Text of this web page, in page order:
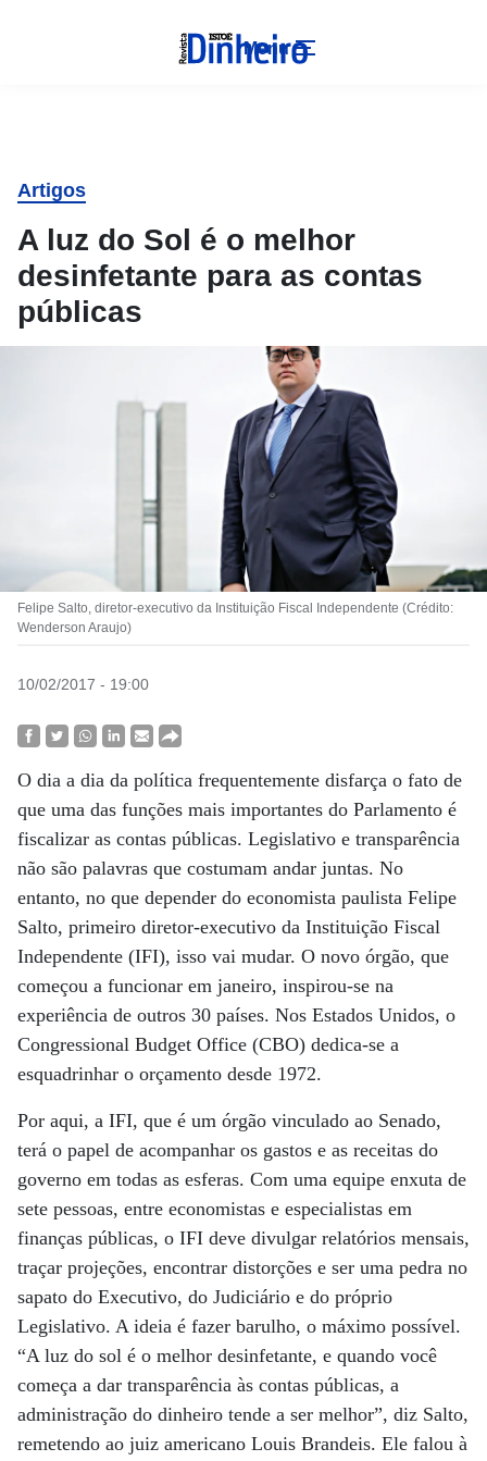
Menu
Artigos
A luz do Sol é o melhor
desinfetante para as contas
públicas
Felipe Salto, diretor-executivo da Instituição Fiscal Independente (Crédito:
Wenderson Araujo)
10/02/2017 - 19:00
O dia a dia da política frequentemente disfarça o fato de
que uma das funções mais importantes do Parlamento é
fiscalizar as contas públicas. Legislativo e transparência
não são palavras que costumam andar juntas. No
entanto, no que depender do economista paulista Felipe
Salto, primeiro diretor-executivo da Instituição Fiscal
Independente (IFI), isso vai mudar. O novo órgão, que
começou a funcionar em janeiro, inspirou-se na
experiência de outros 30 países. Nos Estados Unidos, o
Congressional Budget Office (CBO) dedica-se a
esquadrinhar o orçamento desde 1972.
Por aqui, a IFI, que é um órgão vinculado ao Senado,
terá o papel de acompanhar os gastos e as receitas do
governo em todas as esferas. Com uma equipe enxuta de
sete pessoas, entre economistas e especialistas em
finanças públicas, o IFI deve divulgar relatórios mensais,
traçar projeções, encontrar distorções e ser uma pedra no
sapato do Executivo, do Judiciário e do próprio
Legislativo. A ideia é fazer barulho, o máximo possível.
“A luz do sol é o melhor desinfetante, e quando você
começa a dar transparência às contas públicas, a
administração do dinheiro tende a ser melhor”, diz Salto,
remetendo ao juiz americano Louis Brandeis. Ele falou à